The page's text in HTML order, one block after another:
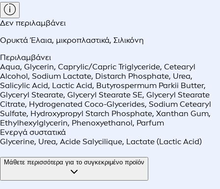
Δεν περιλαμβάνει
Ορυκτά Έλαια, μικροπλαστικά, Σιλικόνη
Περιλαμβάνει
Aqua, Glycerin, Caprylic/Capric Triglyceride, Cetearyl
Alcohol, Sodium Lactate, Distarch Phosphate, Urea,
Salicylic Acid, Lactic Acid, Butyrospermum Parkii Butter,
Glyceryl Stearate, Glyceryl Stearate SE, Glyceryl Stearate
Citrate, Hydrogenated Coco-Glycerides, Sodium Cetearyl
Sulfate, Hydroxypropyl Starch Phosphate, Xanthan Gum,
Ethylhexylglycerin, Phenoxyethanol, Parfum
Ενεργά συστατικά
Glycerine, Urea, Acide Salycilique, Lactate (Lactic Acid)
Μάθετε περισσότερα για το συγκεκριμένο προϊόν